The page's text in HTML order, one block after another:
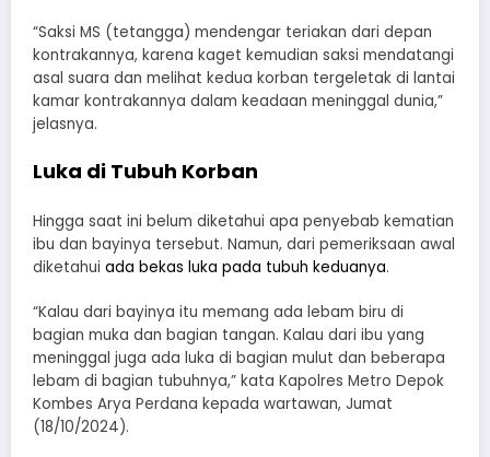
“Saksi MS (tetangga) mendengar teriakan dari depan
kontrakannya, karena kaget kemudian saksi mendatangi
asal suara dan melihat kedua korban tergeletak di lantai
kamar kontrakannya dalam keadaan meninggal dunia,”
jelasnya.
Luka di Tubuh Korban
Hingga saat ini belum diketahui apa penyebab kematian
ibu dan bayinya tersebut. Namun, dari pemeriksaan awal
diketahui ada bekas luka pada tubuh keduanya.
“Kalau dari bayinya itu memang ada lebam biru di
bagian muka dan bagian tangan. Kalau dari ibu yang
meninggal juga ada luka di bagian mulut dan beberapa
lebam di bagian tubuhnya,” kata Kapolres Metro Depok
Kombes Arya Perdana kepada wartawan, Jumat
(18/10/2024).